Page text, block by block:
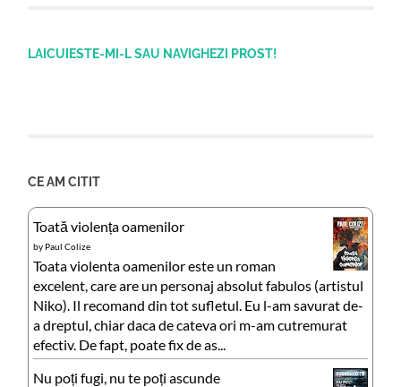
LAICUIESTE-MI-L SAU NAVIGHEZI PROST!
CE AM CITIT
Toată violența oamenilor
by Paul Colize
Toata violenta oamenilor este un roman
excelent, care are un personaj absolut fabulos (artistul
Niko). Il recomand din tot sufletul. Eu l-am savurat de-
a dreptul, chiar daca de cateva ori m-am cutremurat
efectiv. De fapt, poate fix de as...
Nu poți fugi, nu te poți ascunde